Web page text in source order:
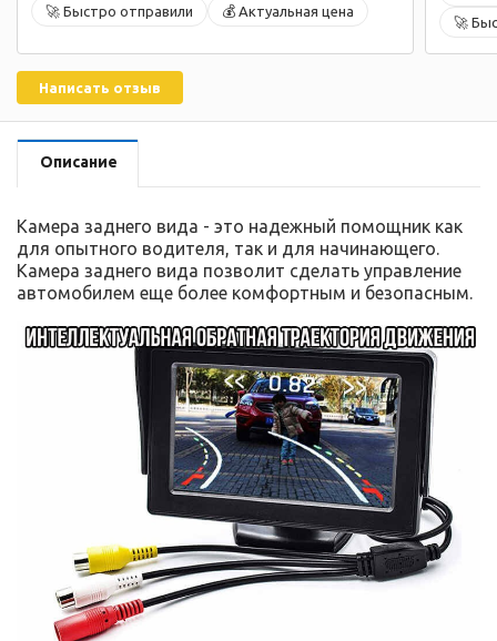
🚀 Быстро отправили
💰 Актуальная цена
🚀
Написать отзыв
Описание
Камера заднего вида - это надежный помощник как
для опытного водителя, так и для начинающего.
Камера заднего вида позволит сделать управление
автомобилем еще более комфортным и безопасным.